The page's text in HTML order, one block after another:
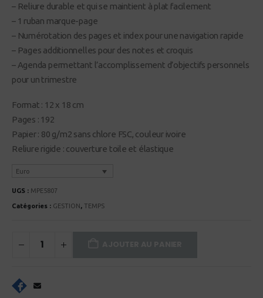
– Reliure durable et qui se maintient à plat facilement
– 1 ruban marque-page
– Numérotation des pages et index pour une navigation rapide
– Pages additionnelles pour des notes et croquis
– Agenda permettant l’accomplissement d’objectifs personnels
pour un trimestre
Format : 12 x 18 cm
Pages : 192
Papier : 80 g/m2 sans chlore FSC, couleur ivoire
Reliure rigide : couverture toile et élastique
Euro
UGS : MPE5807
Catégories : GESTION, TEMPS